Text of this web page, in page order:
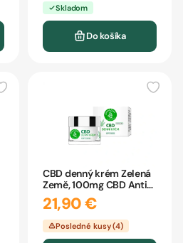
Skladom
Do košíka
CBD denný krém Zelená
Země, 100mg CBD Anti-
Aging
21,90 €
Posledné kusy (4)